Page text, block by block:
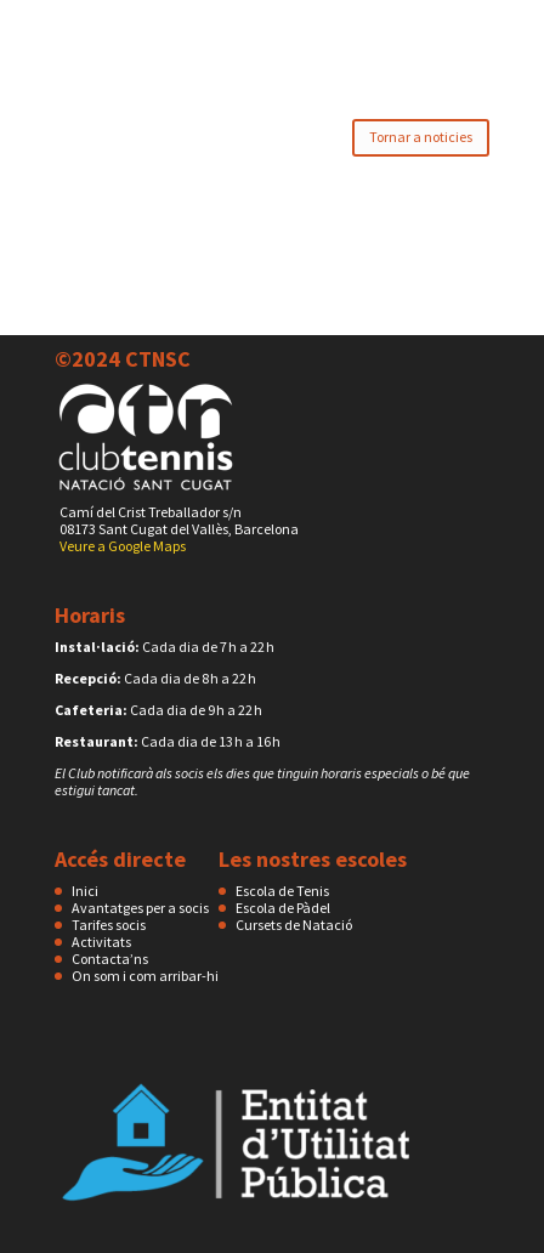
Tornar a noticies
©2024 CTNSC
Camí del Crist Treballador s/n
08173 Sant Cugat del Vallès, Barcelona
Veure a Google Maps
Horaris
Instal·lació: Cada dia de 7 h a 22 h
Recepció: Cada dia de 8 h a 22 h
Cafeteria: Cada dia de 9 h a 22 h
Restaurant: Cada dia de 13 h a 16 h
El Club notificarà als socis els dies que tinguin horaris especials o bé que
estigui tancat.
Accés directe
Inici
Avantatges per a socis
Tarifes socis
Activitats
Contacta’ns
On som i com arribar-hi
Les nostres escoles
Escola de Tenis
Escola de Pàdel
Cursets de Natació